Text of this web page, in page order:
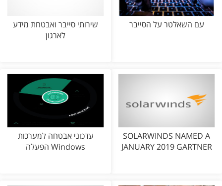
עם השאלטר על הסייבר
שירותי סייבר ואבטחת מידע
לארגון
SOLARWINDS NAMED A
JANUARY 2019 GARTNER
עדכוני אבטחה למערכות
הפעלה Windows